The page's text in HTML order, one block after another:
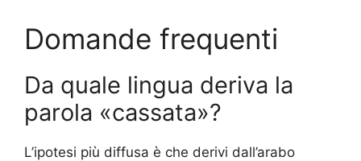
Domande frequenti
Da quale lingua deriva la
parola «cassata»?
L’ipotesi più diffusa è che derivi dall’arabo